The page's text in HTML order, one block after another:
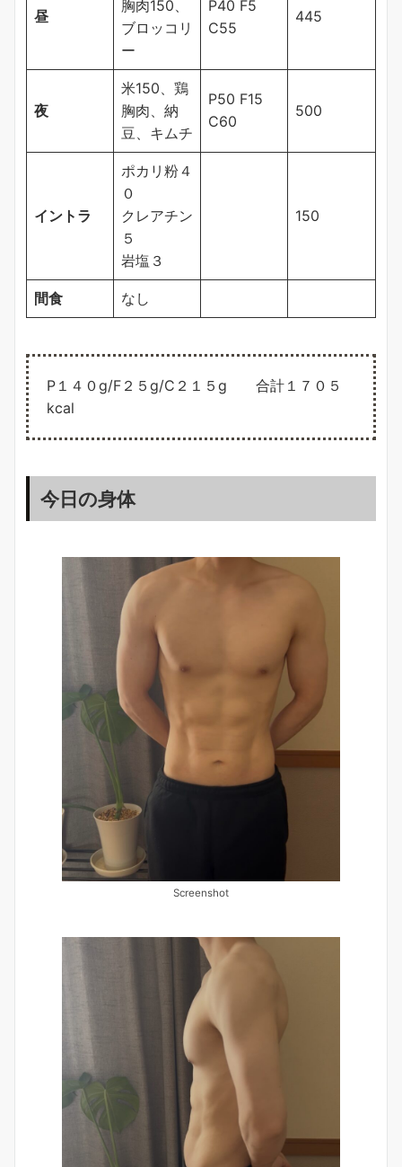
昼
胸肉150、
ブロッコリ
ー
P40 F5
C55
445
夜
米150、鶏
胸肉、納
豆、キムチ
P50 F15
C60
500
イントラ
ポカリ粉４
０
クレアチン
５
岩塩３
150
間食 なし
P１４０g/F２５g/C２１５g 合計１７０５
kcal
今日の身体
Screenshot